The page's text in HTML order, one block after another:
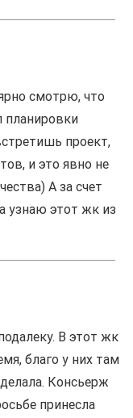
смотрю, что
планировки
проект,
и это явно не
А за счет
узнаю этот жк из
В этот жк
благо у них там
Консьерж
принесла